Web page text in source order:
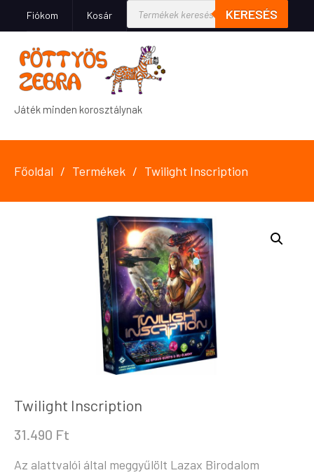
Fiókom Kosár KERESÉS
Játék minden korosztálynak
Főoldal Termékek Twilight Inscription
Twilight Inscription
31.490 Ft
Az alattvalói által meggyűlölt Lazax Birodalom